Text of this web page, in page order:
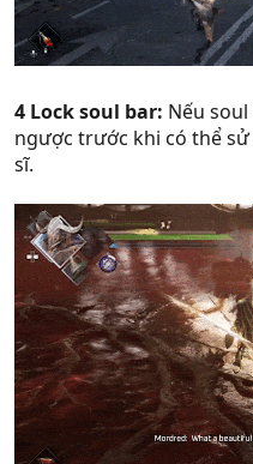
4 Lock soul bar: Nếu
ngược trước khi có thể
sĩ.